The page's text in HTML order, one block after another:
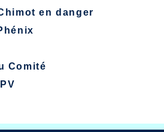
en danger
Comité